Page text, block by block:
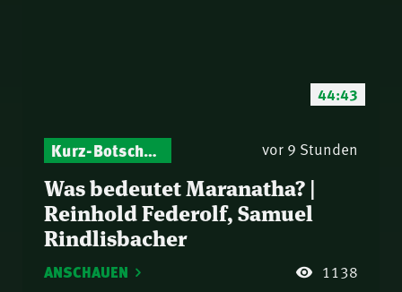
44:43
Kurz-Botschaften – Biblische Impulse mit Zukunft im Blick vor 9 Stunden
Was bedeutet Maranatha? |
Reinhold Federolf, Samuel
Rindlisbacher
ANSCHAUEN 1138